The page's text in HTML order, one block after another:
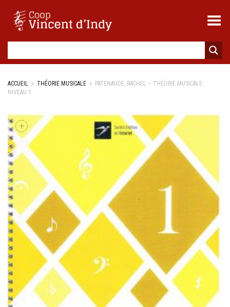
Toggle Menu
ACCUEIL » THÉORIE MUSICALE » PATENAUDE, RACHEL – THÉORIE MUSICALE
NIVEAU 1